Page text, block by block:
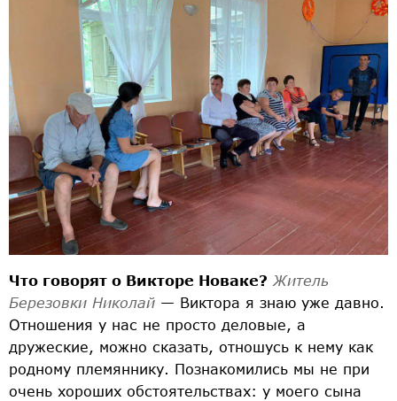
Что говорят о Викторе Новаке? Житель
Березовки Николай — Виктора я знаю уже давно.
Отношения у нас не просто деловые, а
дружеские, можно сказать, отношусь к нему как
родному племяннику. Познакомились мы не при
очень хороших обстоятельствах: у моего сына